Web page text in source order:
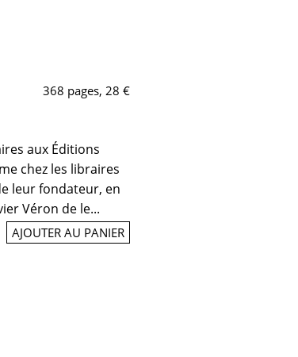
368 pages, 28 €
aux Éditions
chez les libraires
leur fondateur, en
Véron de le...
AJOUTER AU PANIER